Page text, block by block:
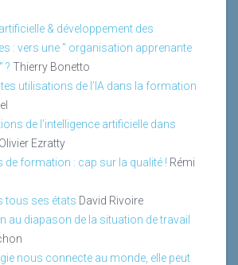
& développement des
: vers une " organisation apprenante
? Thierry Bonetto
utilisations de l’IA dans la formation
de l’intelligence artificielle dans
Olivier Ezratty
de formation : cap sur la qualité ! Rémi
tous ses états David Rivoire
au diapason de la situation de travail
nous connecte au monde, elle peut